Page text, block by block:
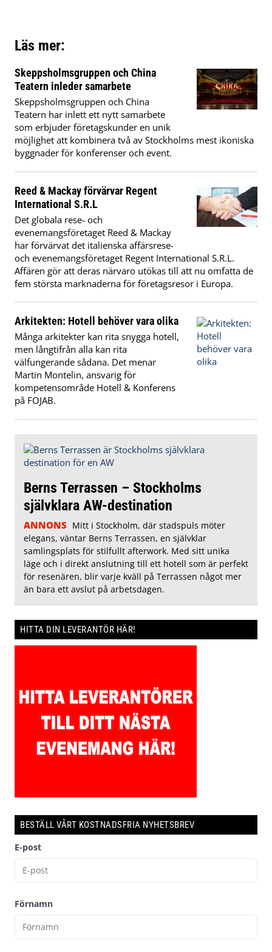
Läs mer:
Skeppsholmsgruppen och China
Teatern inleder samarbete
Skeppsholmsgruppen och China
Teatern har inlett ett nytt samarbete
som erbjuder företagskunder en unik
möjlighet att kombinera två av Stockholms mest ikoniska
byggnader för konferenser och event.
Reed & Mackay förvärvar Regent
International S.R.L
Det globala rese- och
evenemangsföretaget Reed & Mackay
har förvärvat det italienska affärsrese-
och evenemangsföretaget Regent International S.R.L.
Affären gör att deras närvaro utökas till att nu omfatta de
fem största marknaderna för företagsresor i Europa.
Arkitekten: Hotell behöver vara olika
Många arkitekter kan rita snygga hotell,
men långtifrån alla kan rita
välfungerande sådana. Det menar
Martin Montelin, ansvarig för
kompetensområde Hotell & Konferens
på FOJAB.
Berns Terrassen – Stockholms
självklara AW-destination
ANNONS Mitt i Stockholm, där stadspuls möter
elegans, väntar Berns Terrassen, en självklar
samlingsplats för stilfullt afterwork. Med sitt unika
läge och i direkt anslutning till ett hotell som är perfekt
för resenären, blir varje kväll på Terrassen något mer
än bara ett avslut på arbetsdagen.
HITTA DIN LEVERANTÖR HÄR!
BESTÄLL VÅRT KOSTNADSFRIA NYHETSBREV
E-post
Förnamn